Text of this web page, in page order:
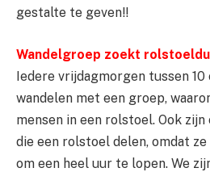
gestalte te geven!!
Wandelgroep zoekt
Iedere vrijdagmorgen tussen 10
wandelen met een groep,
mensen in een rolstoel. Ook
die een rolstoel delen, omdat
om een heel uur te lopen. We